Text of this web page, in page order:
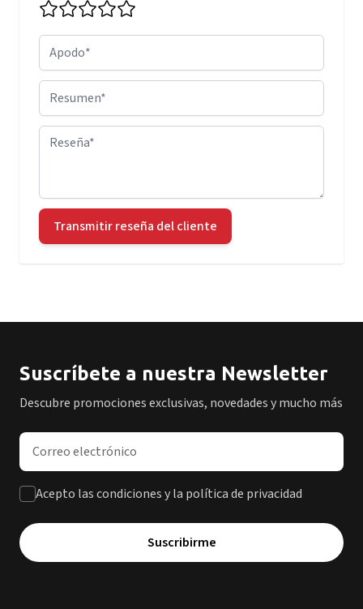
Apodo
Resumen
Reseña
Transmitir reseña del cliente
Suscríbete a nuestra Newsletter
Descubre promociones exclusivas, novedades y mucho más
Dirección de correo electrónico
Acepto las condiciones y la política de privacidad
Suscribirme